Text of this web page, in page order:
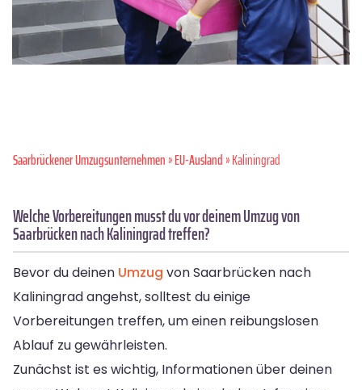
Saarbrückener Umzugsunternehmen»EU-Ausland» Kaliningrad
Welche Vorbereitungen musst du vor deinem Umzug von
Saarbrücken nach Kaliningrad treffen?
Bevor du deinen Umzug von Saarbrücken nach
Kaliningrad angehst, solltest du einige
Vorbereitungen treffen, um einen reibungslosen
Ablauf zu gewährleisten.
Zunächst ist es wichtig, Informationen über deinen